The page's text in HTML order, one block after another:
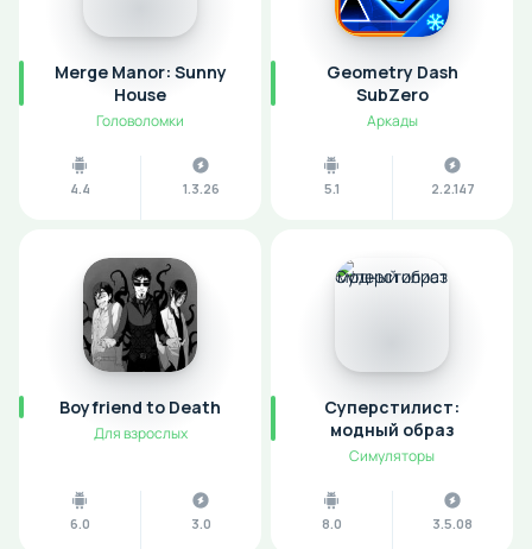
Merge Manor: Sunny
House
Головоломки
4.4 1.3.26
Geometry Dash
SubZero
Аркады
5.1 2.2.147
Boyfriend to Death
Для взрослых
6.0 3.0
Суперстилист:
модный образ
Симуляторы
8.0 3.5.08